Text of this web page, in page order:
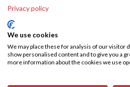
Privacy policy
We use cookies
We may place these for analysis of our visitor
show personalised content and to give you a
more information about the cookies we use